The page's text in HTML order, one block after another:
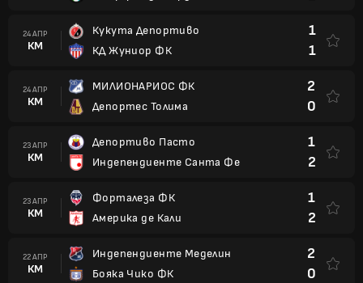
24 АПР
КМ
Кукута Депортиво
КД Жуниор ФК
1
1
24 АПР
КМ
МИЛИОНАРИОС ФК
Депортес Толима
2
0
23 АПР
КМ
Депортиво Пасто
Индепендиенте Санта Фе
1
2
23 АПР
КМ
Форталеза ФК
Америка де Кали
1
2
22 АПР
КМ
Индепендиенте Меделин
Бояка Чико ФК
2
0